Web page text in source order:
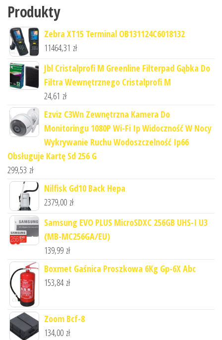
Produkty
Zebra XT15 Terminal OB131124C6018132
11464,31 zł
Jbl Cristalprofi M Greenline Filterpad Gąbka Do
Filtra Wewnętrznego Cristalprofi M
24,61 zł
Ezviz C3Wn Zewnętrzna Kamera Do
Monitoringu 1080P Wi-Fi Ip Widoczność W Nocy
Wykrywanie Ruchu Wodoszczelność Ip66
Obsługuje Kartę Sd 256 G
299,53 zł
Nilfisk Gd10 Back Hepa
2379,00 zł
Samsung EVO PLUS MicroSDXC 256GB UHS-I U3
(MB-MC256GA/EU)
139,99 zł
Boxmet Gaśnica Proszkowa 6Kg Gp-6X Abc
153,84 zł
Zoom Bcf-8
134,00 zł